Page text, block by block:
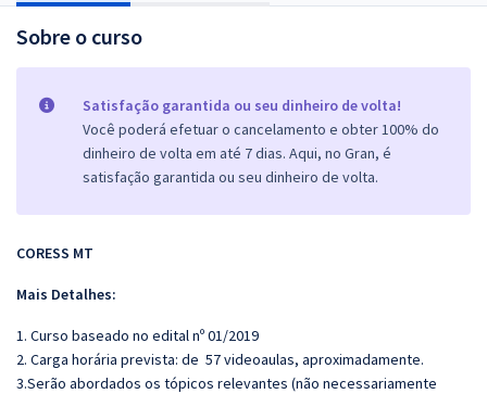
Sobre o curso
Satisfação garantida ou seu dinheiro de volta!
Você poderá efetuar o cancelamento e obter 100% do
dinheiro de volta em até 7 dias. Aqui, no Gran, é
satisfação garantida ou seu dinheiro de volta.
CORESS MT
Mais Detalhes:
1. Curso baseado no edital nº 01/2019
2. Carga horária prevista: de 57 videoaulas, aproximadamente.
3.Serão abordados os tópicos relevantes (não necessariamente